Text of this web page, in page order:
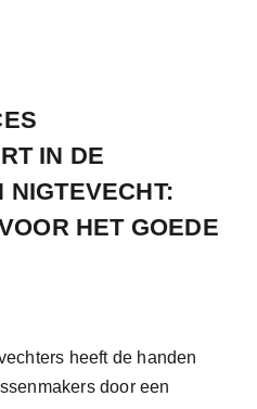
IN DE
NIGTEVECHT:
HET GOEDE
heeft de handen
door een